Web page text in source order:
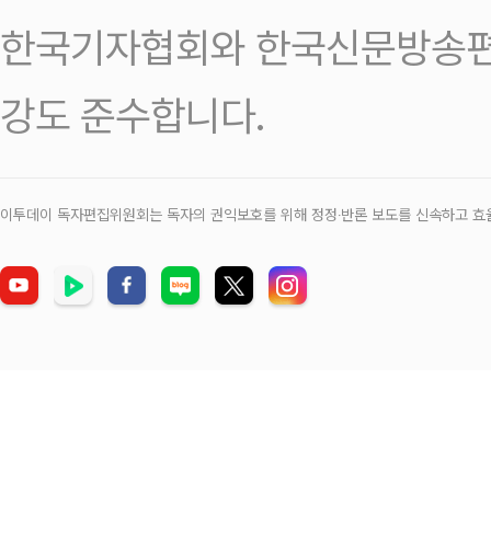
한국기자협회와 한국신문방송
강도 준수합니다.
이투데이 독자편집위원회는 독자의 권익보호를 위해 정정‧반론 보도를 신속하고